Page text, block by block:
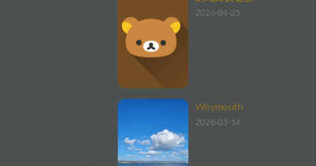
2026-04-25
Weymouth
2026-03-14